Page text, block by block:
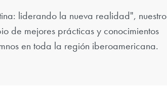
liderando la nueva realidad", nuestro
de mejores prácticas y conocimientos
en toda la región iberoamericana.